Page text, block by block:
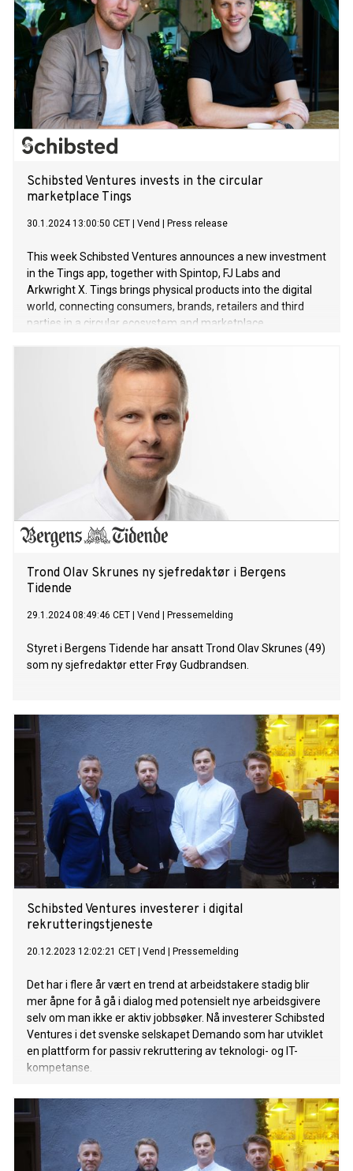
Schibsted Ventures invests in the circular
marketplace Tings
30.1.2024 13:00:50 CET Vend Press release
This week Schibsted Ventures announces a new investment
in the Tings app, together with Spintop, FJ Labs and
Arkwright X. Tings brings physical products into the digital
world, connecting consumers, brands, retailers and third
parties in a circular ecosystem and marketplace.
Trond Olav Skrunes ny sjefredaktør i Bergens
Tidende
29.1.2024 08:49:46 CET Vend Pressemelding
Styret i Bergens Tidende har ansatt Trond Olav Skrunes (49)
som ny sjefredaktør etter Frøy Gudbrandsen.
Schibsted Ventures investerer i digital
rekrutteringstjeneste
20.12.2023 12:02:21 CET Vend Pressemelding
Det har i flere år vært en trend at arbeidstakere stadig blir
mer åpne for å gå i dialog med potensielt nye arbeidsgivere
selv om man ikke er aktiv jobbsøker. Nå investerer Schibsted
Ventures i det svenske selskapet Demando som har utviklet
en plattform for passiv rekruttering av teknologi- og IT-
kompetanse.